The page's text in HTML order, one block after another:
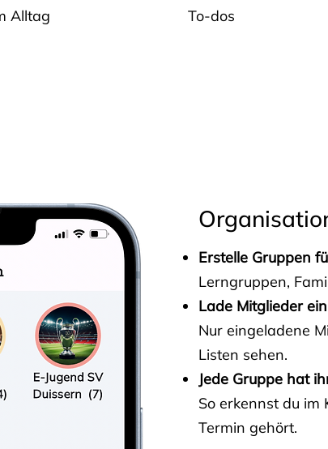
Alltag
To-dos
Erstelle Gruppen
Lerngruppen,
Lade Mitglieder
Nur eingeladene
Listen sehen.
Jede Gruppe hat
So erkennst du im
Termin gehört.